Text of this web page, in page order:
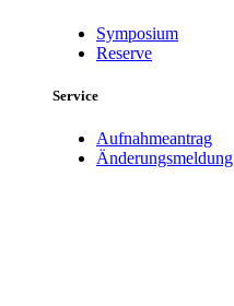
Symposium
Reserve
Service
Aufnahmeantrag
Änderungsmeldung